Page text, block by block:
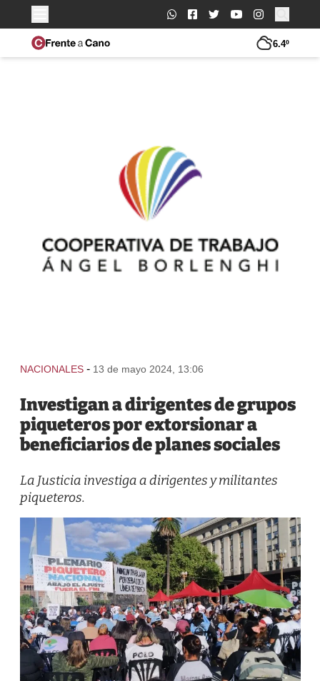
Buscar:
6.4º
NACIONALES - 13 de mayo 2024, 13:06
Investigan a dirigentes de grupos
piqueteros por extorsionar a
beneficiarios de planes sociales
La Justicia investiga a dirigentes y militantes
piqueteros.